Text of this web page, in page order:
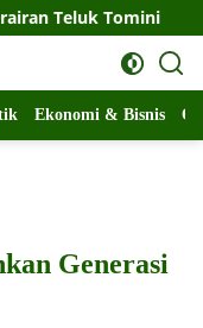
Tomini
Ekonomi & Bisnis
Generasi